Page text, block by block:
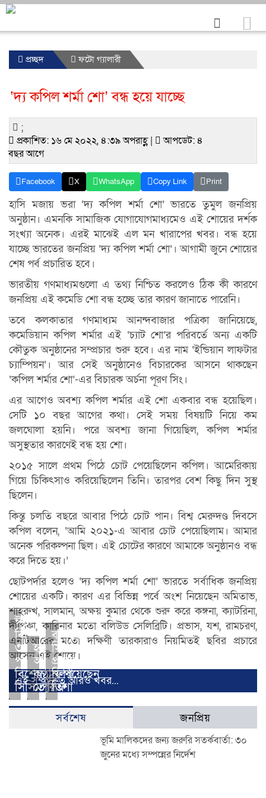
প্রচ্ছদ ফটো গ্যালারী
‘দ্য কপিল শর্মা শো’ বন্ধ হয়ে যাচ্ছে
;
প্রকাশিত: ১৬ মে ২০২২, ৪:৩৯ অপরাহ্ণ |
আপডেট: ৪
বছর আগে
Facebook X WhatsApp Copy Link Print
হাসি মজায় ভরা ‘দ্য কপিল শর্মা শো’ ভারতে তুমুল জনপ্রিয়
অনুষ্ঠান। এমনকি সামাজিক যোগাযোগমাধ্যমেও এই শোয়ের দর্শক
সংখ্যা অনেক। এরই মাঝেই এল মন খারাপের খবর। বন্ধ হয়ে
যাচ্ছে ভারতের জনপ্রিয় ‘দ্য কপিল শর্মা শো’। আগামী জুনে শোয়ের
শেষ পর্ব প্রচারিত হবে।
ভারতীয় গণমাধ্যমগুলো এ তথ্য নিশ্চিত করলেও ঠিক কী কারণে
জনপ্রিয় এই কমেডি শো বন্ধ হচ্ছে তার কারণ জানাতে পারেনি।
তবে কলকাতার গণমাধ্যম আনন্দবাজার পত্রিকা জানিয়েছে,
কমেডিয়ান কপিল শর্মার এই ‘চ্যাট শো’র পরিবর্তে অন্য একটি
কৌতুক অনুষ্ঠানের সম্প্রচার শুরু হবে। এর নাম ‘ইন্ডিয়ান লাফটার
চ্যাম্পিয়ন’। আর সেই অনুষ্ঠানেও বিচারকের আসনে থাকছেন
‘কপিল শর্মার শো’-এর বিচারক অর্চনা পূরণ সিং।
এর আগেও অবশ্য কপিল শর্মার এই শো একবার বন্ধ হয়েছিল।
সেটি ১০ বছর আগের কথা। সেই সময় বিষয়টি নিয়ে কম
জলঘোলা হয়নি। পরে অবশ্য জানা গিয়েছিল, কপিল শর্মার
অসুস্থতার কারণেই বন্ধ হয় শো।
২০১৫ সালে প্রথম পিঠে চোট পেয়েছিলেন কপিল। আমেরিকায়
গিয়ে চিকিৎসাও করিয়েছিলেন তিনি। তারপর বেশ কিছু দিন সুস্থ
ছিলেন।
কিন্তু চলতি বছরে আবার পিঠে চোট পান। বিশ্ব মেরুদণ্ড দিবসে
কপিল বলেন, ‘আমি ২০২১-এ আবার চোট পেয়েছিলাম। আমার
অনেক পরিকল্পনা ছিল। এই চোটের কারণে আমাকে অনুষ্ঠানও বন্ধ
করে দিতে হয়।’
ছোটপর্দার হলেও ‘দ্য কপিল শর্মা শো’ ভারতে সর্বাধিক জনপ্রিয়
শোয়ের একটি। কারণ এর বিভিন্ন পর্বে অংশ নিয়েছেন অমিতাভ,
শাহরুখ, সালমান, অক্ষয় কুমার থেকে শুরু করে কঙ্গনা, ক্যাটরিনা,
দীপিকা, কারিনার মতো বলিউড সেলিব্রিটি। প্রভাস, যশ, রামচরণ,
এনটিআরের মতো দক্ষিণী তারকারাও নিয়মিতই ছবির প্রচারে
আসেন এই শোয়ে।
এই সম্পর্কিত আরও খবর...
ঈদে
বিটিভিতে
৩
পর্বের
বিশেষ
সিসিমপুর
হৃদরোগে
আক্রান্ত
কণ্ঠশিল্পী
তৌসিফ
বলিউড
সিনেমার
প্রস্তাব
ফিরিয়েছেন
তিশা
সর্বশেষ জনপ্রিয়
ভূমি মালিকদের জন্য জরুরি সতর্কবার্তা: ৩০
জুনের মধ্যে সম্পন্নের নির্দেশ